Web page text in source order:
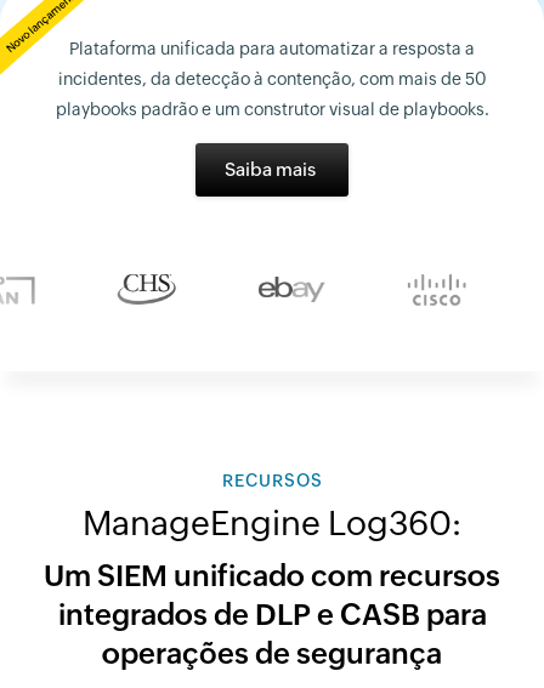
Plataforma unificada para automatizar a resposta a
incidentes, da detecção à contenção, com mais de 50
playbooks padrão e um construtor visual de playbooks.
Saiba mais
RECURSOS
ManageEngine Log360:
Um SIEM unificado com recursos
integrados de DLP e CASB para
operações de segurança